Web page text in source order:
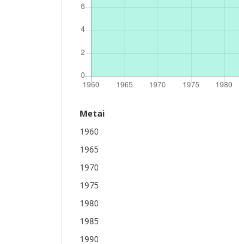
Metai
1960
1965
1970
1975
1980
1985
1990